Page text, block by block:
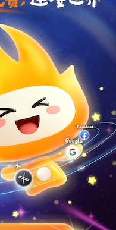
加速器
clash节点
plex加速器
加速器
云梯加速器
唐师傅加速器
加速器
小火箭加速器
云 快连
月光加速器
梯子加速器
速器
加速器
起飞加速器
速器 黑洞加速版
|
免费版